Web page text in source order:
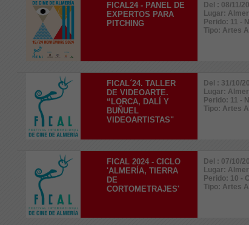
FICAL24 - PANEL DE
EXPERTOS PARA
PITCHING
Del : 08/11/
Lugar:
Perido: 11 -
Tipo: Artes
FICAL´24. TALLER
DE VIDEOARTE.
“LORCA, DALÍ Y
BUÑUEL
VIDEOARTISTAS"
Del : 31/10/
Lugar:
Perido: 11 -
Tipo: Artes
FICAL 2024 - CICLO
'ALMERÍA, TIERRA
DE
CORTOMETRAJES'
Del : 07/10/
Lugar:
Perido: 10 -
Tipo: Artes